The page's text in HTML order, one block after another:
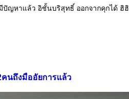
ปัญหาแล้ว อิชั้นบริสุทธิ์ ออกจากคุกได้ ฮิฮิ
นถึงมืออัยการแล้ว